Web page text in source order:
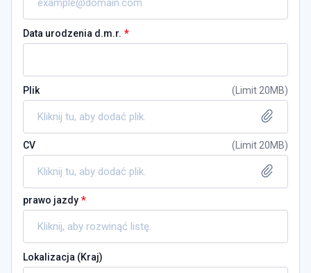
Data urodzenia d.m.r. *
Plik ( Limit 20MB)
Kliknij tu, aby dodać plik.
CV ( Limit 20MB)
Kliknij tu, aby dodać plik.
prawo jazdy *
Lokalizacja (Kraj)